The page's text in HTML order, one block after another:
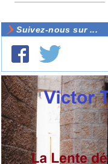
Suivez-nous sur ...